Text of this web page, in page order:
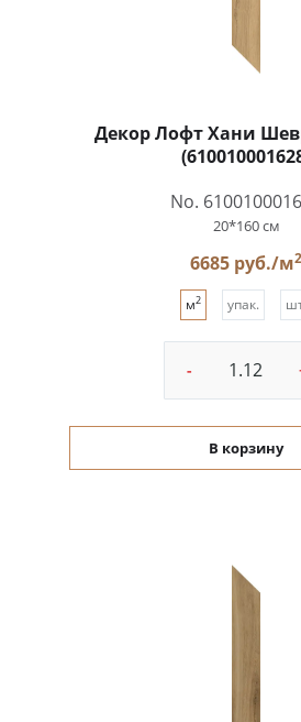
Декор Лофт Хани
No.
20*160 см
6685 руб./м2
м2 упак.
-
В корзину